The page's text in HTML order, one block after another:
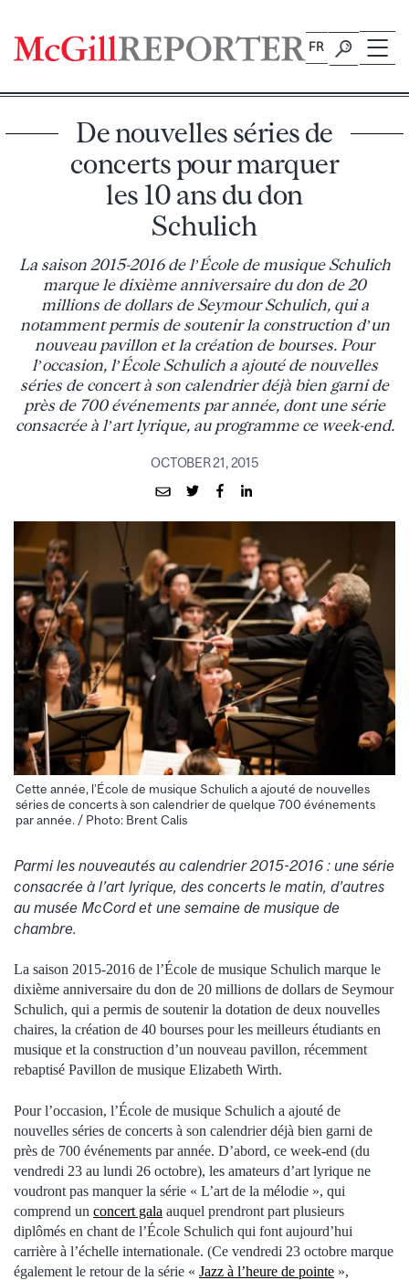
content
FR
De nouvelles séries de
concerts pour marquer
les 10 ans du don
Schulich
La saison 2015-2016 de l’École de musique Schulich
marque le dixième anniversaire du don de 20
millions de dollars de Seymour Schulich, qui a
notamment permis de soutenir la construction d’un
nouveau pavillon et la création de bourses. Pour
l’occasion, l’École Schulich a ajouté de nouvelles
séries de concert à son calendrier déjà bien garni de
près de 700 événements par année, dont une série
consacrée à l’art lyrique, au programme ce week-end.
OCTOBER 21, 2015
Cette année, l’École de musique Schulich a ajouté de nouvelles
séries de concerts à son calendrier de quelque 700 événements
par année. / Photo: Brent Calis
Parmi les nouveautés au calendrier 2015-2016 : une série
consacrée à l’art lyrique, des concerts le matin, d’autres
au musée McCord et une semaine de musique de
chambre.
La saison 2015-2016 de l’École de musique Schulich marque le
dixième anniversaire du don de 20 millions de dollars de Seymour
Schulich, qui a permis de soutenir la dotation de deux nouvelles
chaires, la création de 40 bourses pour les meilleurs étudiants en
musique et la construction d’un nouveau pavillon, récemment
rebaptisé Pavillon de musique Elizabeth Wirth.
Pour l’occasion, l’École de musique Schulich a ajouté de
nouvelles séries de concerts à son calendrier déjà bien garni de
près de 700 événements par année. D’abord, ce week-end (du
vendredi 23 au lundi 26 octobre), les amateurs d’art lyrique ne
voudront pas manquer la série « L’art de la mélodie », qui
comprend un concert gala auquel prendront part plusieurs
diplômés en chant de l’École Schulich qui font aujourd’hui
carrière à l’échelle internationale. (Ce vendredi 23 octobre marque
également le retour de la série « Jazz à l’heure de pointe »,